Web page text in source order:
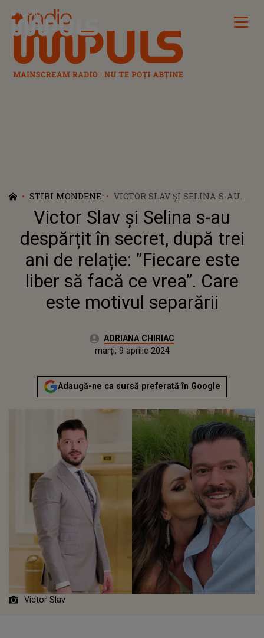
Radio Impuls
STIRI MONDENE
VICTOR SLAV ȘI SELINA S-AU
DESPĂRȚIT ÎN SECRET, DUPĂ
TREI ANI DE RELAȚIE: ”FIECARE
ESTE LIBER SĂ FACĂ CE VREA”.
CARE ESTE MOTIVUL SEPARĂRII
Victor Slav și Selina s-au
despărțit în secret, după trei
ani de relație: ”Fiecare este
liber să facă ce vrea”. Care
este motivul separării
Autor:ADRIANA CHIRIAC
duminică, 9 aprilie 2023Actualizat:
marți, 9 aprilie 2024
Adaugă-ne ca sursă preferată în Google
Victor Slav